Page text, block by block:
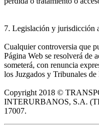
7. Legislación y jurisdicción
Cualquier controversia que
Página Web se resolverá de
someterá, con renuncia
los Juzgados y Tribunales
Copyright 2018 ©
INTERURBANOS, S.A.
17007.